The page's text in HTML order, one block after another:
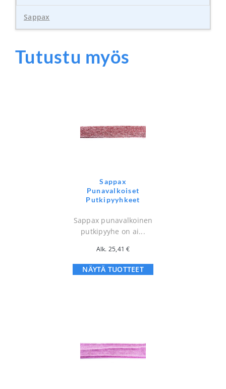
Sappax
Tutustu myös
Sappax
Punavalkoiset
Putkipyyhkeet
Sappax punavalkoinen
putkipyyhe on ai...
Alk. 25,41€
NÄYTÄ TUOTTEET